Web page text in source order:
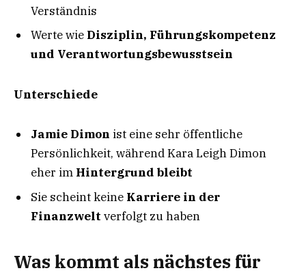
Verständnis
Werte wie Disziplin, Führungskompetenz
und Verantwortungsbewusstsein
Unterschiede
Jamie Dimon ist eine sehr öffentliche
Persönlichkeit, während Kara Leigh Dimon
eher im Hintergrund bleibt
Sie scheint keine Karriere in der
Finanzwelt verfolgt zu haben
Was kommt als nächstes für